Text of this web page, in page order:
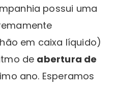
possui uma
em caixa líquido)
de abertura de
ano. Esperamos